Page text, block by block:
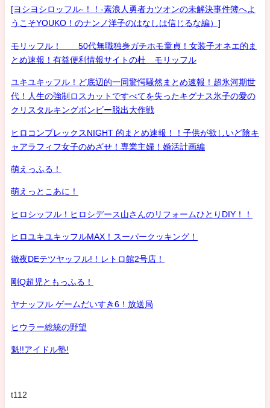
[ヨシヨシロッフル-！！-素浪人勇者カツオンの未解決事件簿へよ
うこそYOUKO！のナンノ洋子のはなしは信じるな編）]
モリッフル！ 50代無職独身ガチホモ童貞！女装子オネエ的ま
とめ速報！有益便利情報サイトの杜 モリッフル
ユキユキッフル！ど底辺的一同驚愕騒然まとめ速報！超氷河期世
代！人生の強制ロスカットですべてを失ったキグナス氷子の愛の
クリスタルキングボンビー脱出大作戦
ヒロコンプレックスNIGHT 的まとめ速報！！子供が欲しいど陰キ
ャアラフィフ女子のめざせ！専業主婦！婚活計画編
萌えっふる！
萌えっとこあに！
ヒロシッフル！ヒロシデース山さんのリフォームひとりDIY！！
ヒロユキユキッフルMAX！スーパークッキング！
徹夜DEテツヤッフル!！レトロ館2号店！
剛Q超児ともっふる！
ヤナッフル ゲームだいすき6！放送局
ヒウラー総統の野望
魁!!アイドル塾!
t112